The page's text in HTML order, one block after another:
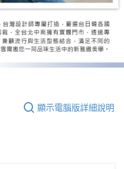
顯示電腦版詳細說明